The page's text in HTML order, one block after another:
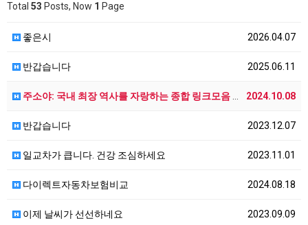
Total 53 Posts, Now 1 Page
2026.04.07
좋은시
2025.06.11
반갑습니다
2024.10.08
주소야: 국내 최장 역사를 자랑하는 종합 링크모음 사이…
2023.12.07
반갑습니다
2023.11.01
일교차가 큽니다. 건강 조심하세요
2024.08.18
다이렉트자동차보험비교
2023.09.09
이제 날씨가 선선하네요